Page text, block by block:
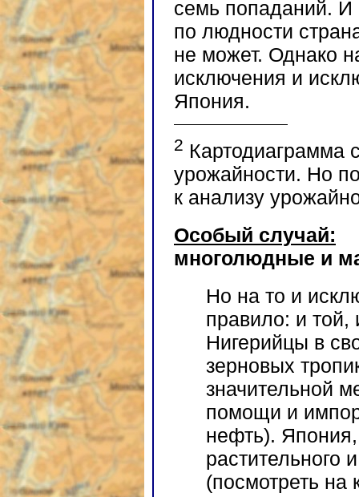
семь попаданий. И
по людности
не может. Однако
исключения и
Япония.
2 Картодиаграмма
урожайности. Но
к анализу
Особый случай:
многолюдные и
Но на то и
правило: и той,
Нигерийцы в
зерновых
значительной
помощи и
нефть). Япония,
растительного
(посмотреть на